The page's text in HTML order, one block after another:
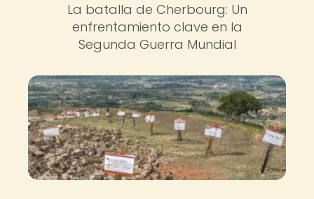
La batalla de Cherbourg: Un
enfrentamiento clave en la
Segunda Guerra Mundial